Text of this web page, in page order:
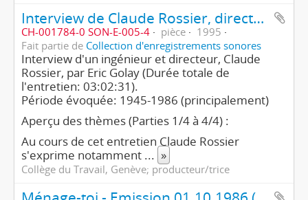
Interview de Claude Rossier, directeur (4ème partie/4)
CH-001784-0 SON-E-005-4 pièce
1995
Fait partie de Collection d'enregistrements sonores
Interview d'un ingénieur et directeur, Claude
Rossier, par Eric Golay (Durée totale de
l'entretien: 03:02:31).
Période évoquée: 1945-1986 (principalement)
Aperçu des thèmes (Parties 1/4 à 4/4) :
Au cours de cet entretien Claude Rossier
s'exprime notamment ... »
Collège du Travail, Genève; producteur/trice